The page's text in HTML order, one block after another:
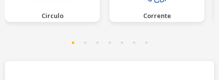
Circulo Corrente